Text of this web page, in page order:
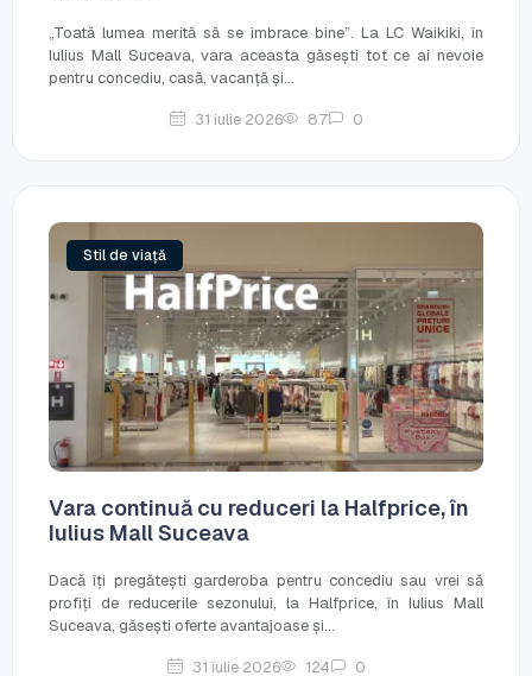
„Toată lumea merită să se imbrace bine”. La LC Waikiki, în
Iulius Mall Suceava, vara aceasta găsești tot ce ai nevoie
pentru concediu, casă, vacanță și...
31 iulie 2026 87 0
Stil de viață
Vara continuă cu reduceri la Halfprice, în
Iulius Mall Suceava
Dacă îți pregătești garderoba pentru concediu sau vrei să
profiți de reducerile sezonului, la Halfprice, în Iulius Mall
Suceava, găsești oferte avantajoase și...
31 iulie 2026 124 0